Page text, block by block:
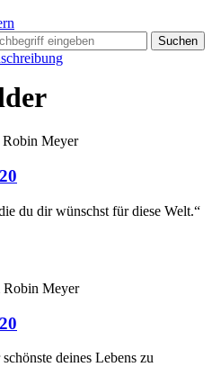
Suchen
Meyer
du dir wünschst für diese Welt.“
Meyer
deines Lebens zu